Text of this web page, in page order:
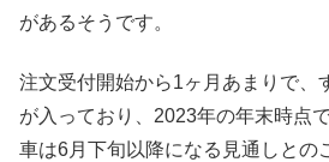
があるそうです。
注文受付開始から1ヶ月あまりで、
が入っており、2023年の年末時点
車は6月下旬以降になる見通しとの